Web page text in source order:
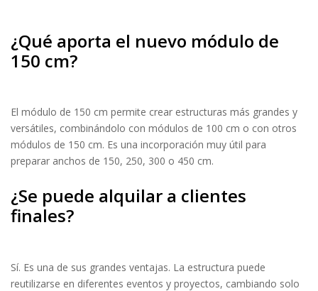
¿Qué aporta el nuevo módulo de
150 cm?
El módulo de 150 cm permite crear estructuras más grandes y
versátiles, combinándolo con módulos de 100 cm o con otros
módulos de 150 cm. Es una incorporación muy útil para
preparar anchos de 150, 250, 300 o 450 cm.
¿Se puede alquilar a clientes
finales?
Sí. Es una de sus grandes ventajas. La estructura puede
reutilizarse en diferentes eventos y proyectos, cambiando solo